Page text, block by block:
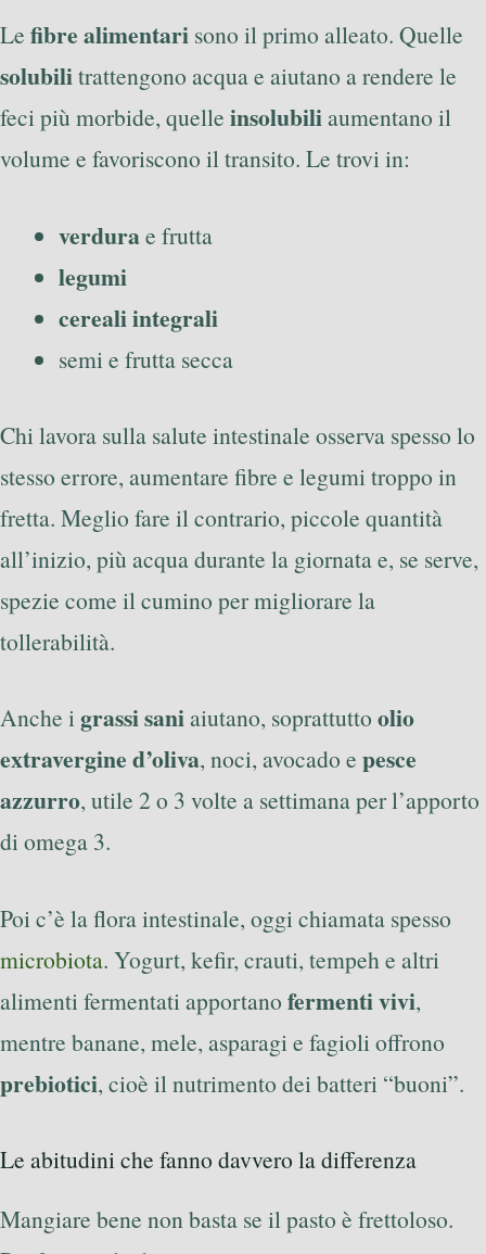
Le fibre alimentari sono il primo alleato. Quelle
solubilitrattengono acqua e aiutano a rendere le
feci più morbide, quelle insolubiliaumentano il
volume e favoriscono il transito. Le trovi in:
verdurae frutta
legumi
cereali integrali
semi e frutta secca
Chi lavora sulla salute intestinale osserva spesso lo
stesso errore, aumentare fibre e legumi troppo in
fretta. Meglio fare il contrario, piccole quantità
all’inizio, più acqua durante la giornata e, se serve,
spezie come il cumino per migliorare la
tollerabilità.
Anche igrassi saniaiutano, soprattutto olio
extravergine d’oliva, noci, avocado e pesce
azzurro, utile 2 o 3 volte a settimana per l’apporto
di omega 3.
Poi c’è la flora intestinale, oggi chiamata spesso
microbiota. Yogurt, kefir, crauti, tempeh e altri
alimenti fermentati apportano fermenti vivi,
mentre banane, mele, asparagi e fagioli offrono
prebiotici, cioè il nutrimento dei batteri “buoni”.
Le abitudini che fanno davvero la differenza
Mangiare bene non basta se il pasto è frettoloso.